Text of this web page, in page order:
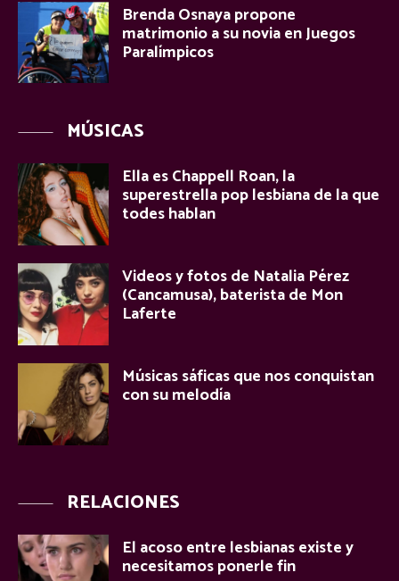
Brenda Osnaya propone
matrimonio a su novia en Juegos
Paralímpicos
MÚSICAS
Ella es Chappell Roan, la
superestrella pop lesbiana de la que
todes hablan
Videos y fotos de Natalia Pérez
(Cancamusa), baterista de Mon
Laferte
Músicas sáficas que nos conquistan
con su melodía
RELACIONES
El acoso entre lesbianas existe y
necesitamos ponerle fin